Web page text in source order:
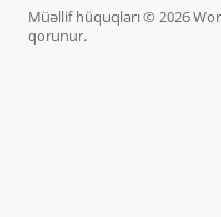
Müəllif hüquqları © 2026
qorunur.